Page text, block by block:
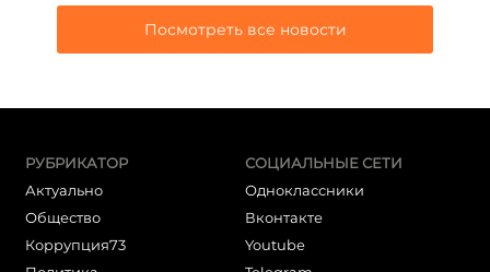
Посмотреть все новости
РУБРИКАТОР
Актуально
Общество
Коррупция73
СОЦИАЛЬНЫЕ СЕТИ
Одноклассники
Вконтакте
Youtube